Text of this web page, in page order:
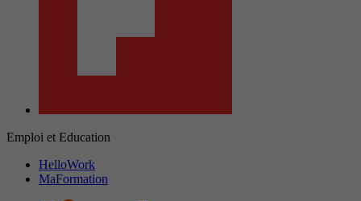
Emploi et Education
HelloWork
MaFormation